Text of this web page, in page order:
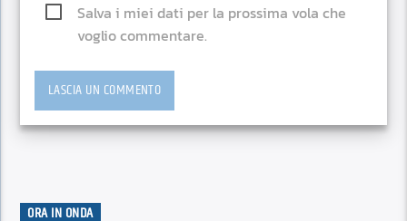
Salva i miei dati per la prossima vola che
voglio commentare.
ORA IN ONDA